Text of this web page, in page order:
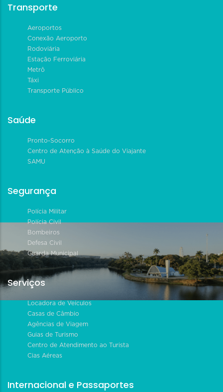
Transporte
Aeroportos
Conexão Aeroporto
Rodoviária
Estação Ferroviária
Metrô
Táxi
Transporte Público
Saúde
Pronto-Socorro
Centro de Atenção à Saúde do Viajante
SAMU
Segurança
Polícia Militar
Polícia Civil
Bombeiros
Defesa Civil
Guarda Municipal
Serviços
Locadora de Veículos
Casas de Câmbio
Agências de Viagem
Guias de Turismo
Centro de Atendimento ao Turista
Cias Aéreas
Internacional e Passaportes